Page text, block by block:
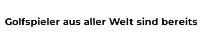
Golfspieler aus aller Welt sind bereits